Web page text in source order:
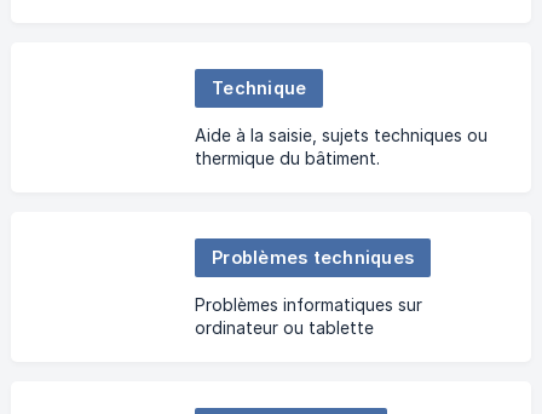
Technique
Aide à la saisie, sujets techniques ou
thermique du bâtiment.
Problèmes techniques
Problèmes informatiques sur
ordinateur ou tablette